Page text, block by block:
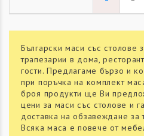
Български маси със столове
трапезарии в дома,
гости. Предлагаме бързо и
при поръчка на комплект
броя продукти ще Ви
цени за маси със столове и
доставка на обзавеждане за
Всяка маса е повече от